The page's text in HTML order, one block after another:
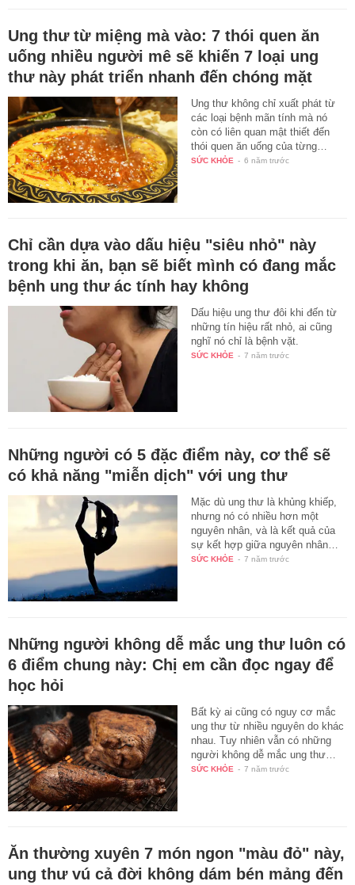
Ung thư từ miệng mà vào: 7 thói quen ăn
uống nhiều người mê sẽ khiến 7 loại ung
thư này phát triển nhanh đến chóng mặt
Ung thư không chỉ xuất phát từ
các loại bệnh mãn tính mà nó
còn có liên quan mật thiết đến
thói quen ăn uống của từng…
SỨC KHỎE - 6 năm trước
Chỉ cần dựa vào dấu hiệu "siêu nhỏ" này
trong khi ăn, bạn sẽ biết mình có đang mắc
bệnh ung thư ác tính hay không
Dấu hiệu ung thư đôi khi đến từ
những tín hiệu rất nhỏ, ai cũng
nghĩ nó chỉ là bệnh vặt.
SỨC KHỎE - 7 năm trước
Những người có 5 đặc điểm này, cơ thể sẽ
có khả năng "miễn dịch" với ung thư
Mặc dù ung thư là khủng khiếp,
nhưng nó có nhiều hơn một
nguyên nhân, và là kết quả của
sự kết hợp giữa nguyên nhân…
SỨC KHỎE - 7 năm trước
Những người không dễ mắc ung thư luôn có
6 điểm chung này: Chị em cần đọc ngay để
học hỏi
Bất kỳ ai cũng có nguy cơ mắc
ung thư từ nhiều nguyên do khác
nhau. Tuy nhiên vẫn có những
người không dễ mắc ung thư…
SỨC KHỎE - 7 năm trước
Ăn thường xuyên 7 món ngon "màu đỏ" này,
ung thư vú cả đời không dám bén mảng đến